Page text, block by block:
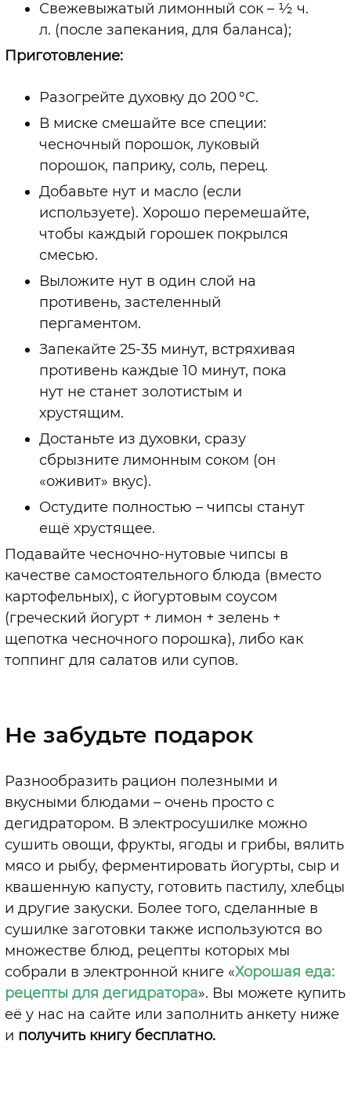
Свежевыжатый лимонный сок – ½ ч.
л. (после запекания, для баланса);
Приготовление:
Разогрейте духовку до 200 °C.
В миске смешайте все специи:
чесночный порошок, луковый
порошок, паприку, соль, перец.
Добавьте нут и масло (если
используете). Хорошо перемешайте,
чтобы каждый горошек покрылся
смесью.
Выложите нут в один слой на
противень, застеленный
пергаментом.
Запекайте 25-35 минут, встряхивая
противень каждые 10 минут, пока
нут не станет золотистым и
хрустящим.
Достаньте из духовки, сразу
сбрызните лимонным соком (он
«оживит» вкус).
Остудите полностью – чипсы станут
ещё хрустящее.
Подавайте чесночно-нутовые чипсы в
качестве самостоятельного блюда (вместо
картофельных), с йогуртовым соусом
(греческий йогурт + лимон + зелень +
щепотка чесночного порошка), либо как
топпинг для салатов или супов.
Не забудьте подарок
Разнообразить рацион полезными и
вкусными блюдами – очень просто с
дегидратором. В электросушилке можно
сушить овощи, фрукты, ягоды и грибы, вялить
мясо и рыбу, ферментировать йогурты, сыр и
квашенную капусту, готовить пастилу, хлебцы
и другие закуски. Более того, сделанные в
сушилке заготовки также используются во
множестве блюд, рецепты которых мы
собрали в электронной книге «Хорошая еда:
рецепты для дегидратора». Вы можете купить
её у нас на сайте или заполнить анкету ниже
и получить книгу бесплатно.